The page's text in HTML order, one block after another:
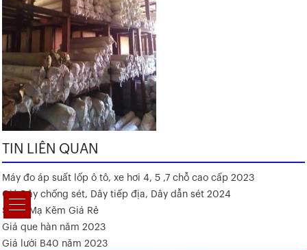
TIN LIÊN QUAN
Máy đo áp suất lốp ô tô, xe hơi 4, 5 ,7 chỗ cao cấp 2023
Giá Dây chống sét, Dây tiếp địa, Dây dẫn sét 2024
Sắt V Mạ Kẽm Giá Rẻ
Giá que hàn năm 2023
Giá lưới B40 năm 2023